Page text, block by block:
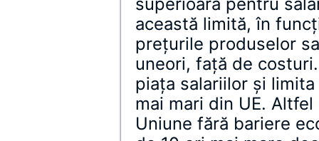
această limită, în
prețurile produselor
uneori, față de
piața salariilor și
mai mari din UE.
Uniune fără bariere